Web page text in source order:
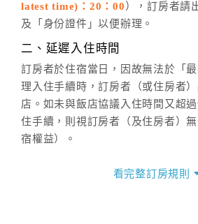
六、聯絡方式
(07)9682715 。
latest time)：20：00），訂房者請
及「身份證件」以便辦理。
二、延遲入住時間
訂房者於住宿當日，因故無法於「
理入住手續時，訂房者（或住房者
店。如未與飯店協議入住時間又超
住手續，則視訂房者（及住房者）
宿權益）。
看完整訂房規則